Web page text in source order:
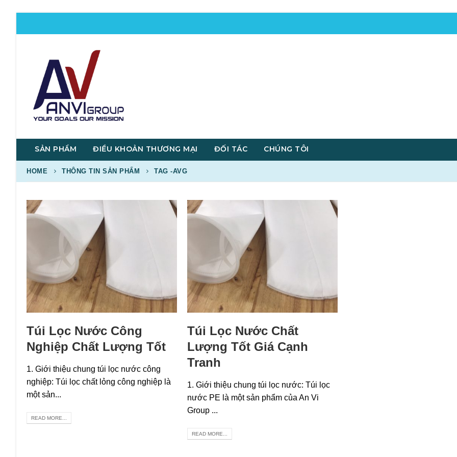
SẢN PHẨM ĐIỀU KHOẢN THƯƠNG MẠI ĐỐI TÁC CHÚNG TÔI
HOME THÔNG TIN SẢN PHẨM TAG -AVG
Túi Lọc Nước Công
Nghiệp Chất Lượng Tốt
1. Giới thiệu chung túi lọc nước công
nghiệp: Túi lọc chất lỏng công nghiệp là
một sản...
READ MORE...
Túi Lọc Nước Chất
Lượng Tốt Giá Cạnh
Tranh
1. Giới thiệu chung túi lọc nước: Túi lọc
nước PE là một sản phẩm của An Vi
Group ...
READ MORE...